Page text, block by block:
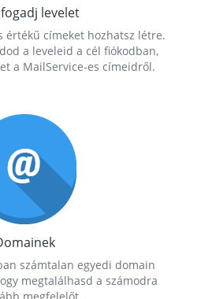
levelet
értékű címeket hozhatsz létre.
a leveleid a cél fiókodban,
a MailService-es címeidről.
számtalan egyedi domain
megtalálhasd a számodra